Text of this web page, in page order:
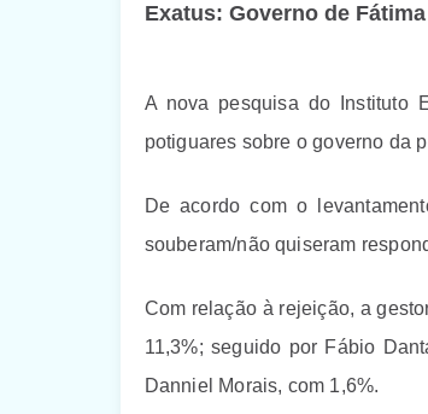
Exatus: Governo de
A nova pesquisa do Instituto
potiguares sobre o governo da
De acordo com o
souberam/não quiseram
Com relação à rejeição, a
11,3%; seguido por Fábio
Danniel Morais, com 1,6%.